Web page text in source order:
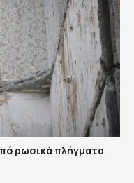
ρωσικά πλήγματα